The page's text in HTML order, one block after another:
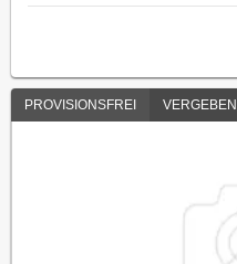
PROVISIONSFREI VERGEBEN